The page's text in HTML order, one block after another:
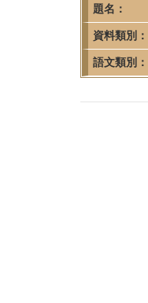
題名：
資料類別：
語文類別：